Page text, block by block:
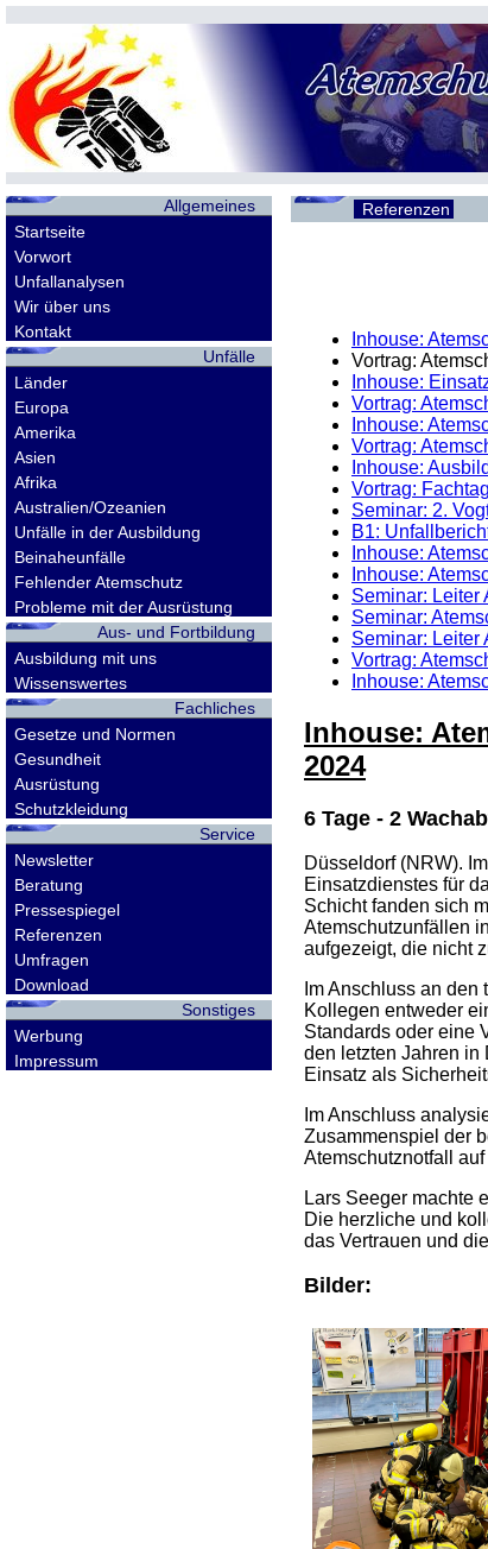
Allgemeines
Startseite
Vorwort
Unfallanalysen
Wir über uns
Kontakt
Unfälle
Länder
Europa
Amerika
Asien
Afrika
Australien/Ozeanien
Unfälle in der Ausbildung
Beinaheunfälle
Fehlender Atemschutz
Probleme mit der Ausrüstung
Aus- und Fortbildung
Ausbildung mit uns
Wissenswertes
Fachliches
Gesetze und Normen
Gesundheit
Ausrüstung
Schutzkleidung
Service
Newsletter
Beratung
Pressespiegel
Referenzen
Umfragen
Download
Sonstiges
Werbung
Impressum
Referenzen
Inhouse:
Vortrag:
Inhouse:
Vortrag:
Inhouse:
Vortrag:
Inhouse:
Vortrag:
Seminar: 2.
B1:
Inhouse:
Inhouse:
Seminar: Leiter
Seminar:
Seminar: Leiter
Vortrag:
Inhouse:
Inhouse:
2024
6 Tage - 2
Düsseldorf (NRW).
Einsatzdienstes für
Schicht fanden sich
Atemschutzunfällen
aufgezeigt, die nicht
Im Anschluss an
Kollegen entweder
Standards oder eine
den letzten Jahren in
Einsatz als
Im Anschluss
Zusammenspiel der
Atemschutznotfall
Lars Seeger machte
Die herzliche und
das Vertrauen und
Bilder: